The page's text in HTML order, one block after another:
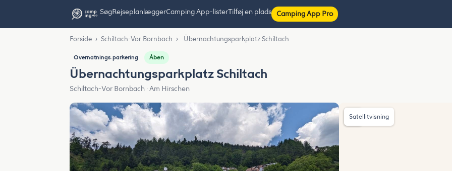
SøgRejseplanlæggerCamping App-listerTilføj en plads Camping App Pro
Forside › Schiltach-Vor Bornbach › Übernachtungsparkplatz Schiltach
Overnatnings‑parkering Åben
Übernachtungsparkplatz Schiltach
Schiltach-Vor Bornbach · Am Hirschen
Satellitvisning